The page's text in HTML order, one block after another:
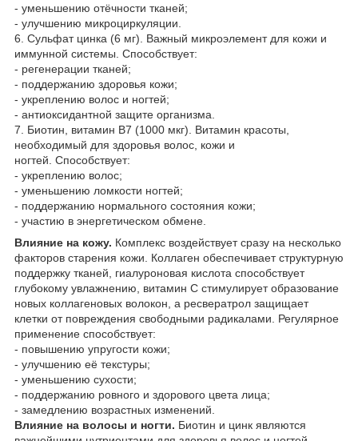
- уменьшению отёчности тканей;
- улучшению микроциркуляции.
6. Сульфат цинка (6 мг). Важный микроэлемент для кожи и
иммунной системы. Способствует:
- регенерации тканей;
- поддержанию здоровья кожи;
- укреплению волос и ногтей;
- антиоксидантной защите организма.
7. Биотин, витамин В7 (1000 мкг). Витамин красоты,
необходимый для здоровья волос, кожи и
ногтей. Способствует:
- укреплению волос;
- уменьшению ломкости ногтей;
- поддержанию нормального состояния кожи;
- участию в энергетическом обмене.
Влияние на кожу. Комплекс воздействует сразу на несколько
факторов старения кожи. Коллаген обеспечивает структурную
поддержку тканей, гиалуроновая кислота способствует
глубокому увлажнению, витамин С стимулирует образование
новых коллагеновых волокон, а ресвератрол защищает
клетки от повреждения свободными радикалами. Регулярное
применение способствует:
- повышению упругости кожи;
- улучшению её текстуры;
- уменьшению сухости;
- поддержанию ровного и здорового цвета лица;
- замедлению возрастных изменений.
Влияние на волосы и ногти. Биотин и цинк являются